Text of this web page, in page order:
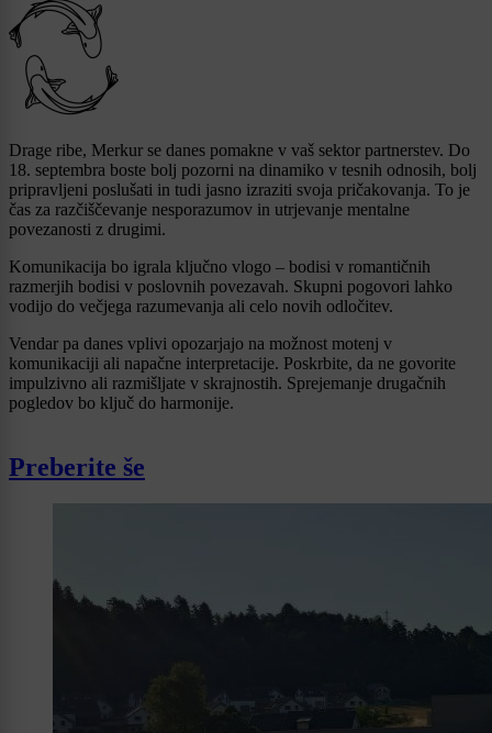
Drage ribe, Merkur se danes pomakne v vaš sektor partnerstev. Do
18. septembra boste bolj pozorni na dinamiko v tesnih odnosih, bolj
pripravljeni poslušati in tudi jasno izraziti svoja pričakovanja. To je
čas za razčiščevanje nesporazumov in utrjevanje mentalne
povezanosti z drugimi.
Komunikacija bo igrala ključno vlogo – bodisi v romantičnih
razmerjih bodisi v poslovnih povezavah. Skupni pogovori lahko
vodijo do večjega razumevanja ali celo novih odločitev.
Vendar pa danes vplivi opozarjajo na možnost motenj v
komunikaciji ali napačne interpretacije. Poskrbite, da ne govorite
impulzivno ali razmišljate v skrajnostih. Sprejemanje drugačnih
pogledov bo ključ do harmonije.
Preberite še